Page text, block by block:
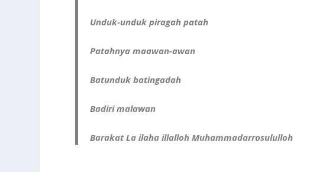
Unduk-unduk piragah patah
Patahnya maawan-awan
Batunduk batingadah
Badiri malawan
Barakat La ilaha illalloh Muhammadarrosululloh